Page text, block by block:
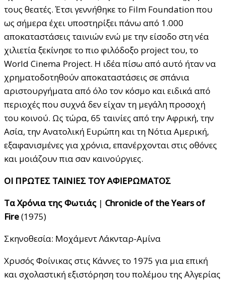
τους θεατές. Έτσι γεννήθηκε το Film Foundation που
ως σήμερα έχει υποστηρίξει πάνω από 1.000
αποκαταστάσεις ταινιών ενώ με την είσοδο στη νέα
χιλιετία ξεκίνησε το πιο φιλόδοξο project του, το
World Cinema Project. Η ιδέα πίσω από αυτό ήταν να
χρηματοδοτηθούν αποκαταστάσεις σε σπάνια
αριστουργήματα από όλο τον κόσμο και ειδικά από
περιοχές που συχνά δεν είχαν τη μεγάλη προσοχή
του κοινού. Ως τώρα, 65 ταινίες από την Αφρική, την
Ασία, την Ανατολική Ευρώπη και τη Νότια Αμερική,
εξαφανισμένες για χρόνια, επανέρχονται στις οθόνες
και μοιάζουν πια σαν καινούργιες.
ΟΙ ΠΡΩΤΕΣ ΤΑΙΝΙΕΣ ΤΟΥ ΑΦΙΕΡΩΜΑΤΟΣ
ΤαΧρόνια της Φωτιάς | Chronicle of the Years of
Fire(1975)
Σκηνοθεσία: Μοχάμεντ Λάκνταρ-Αμίνα
Χρυσός Φοίνικας στις Κάννες το 1975 για μια επική
και σχολαστική εξιστόρηση του πολέμου της Αλγερίας